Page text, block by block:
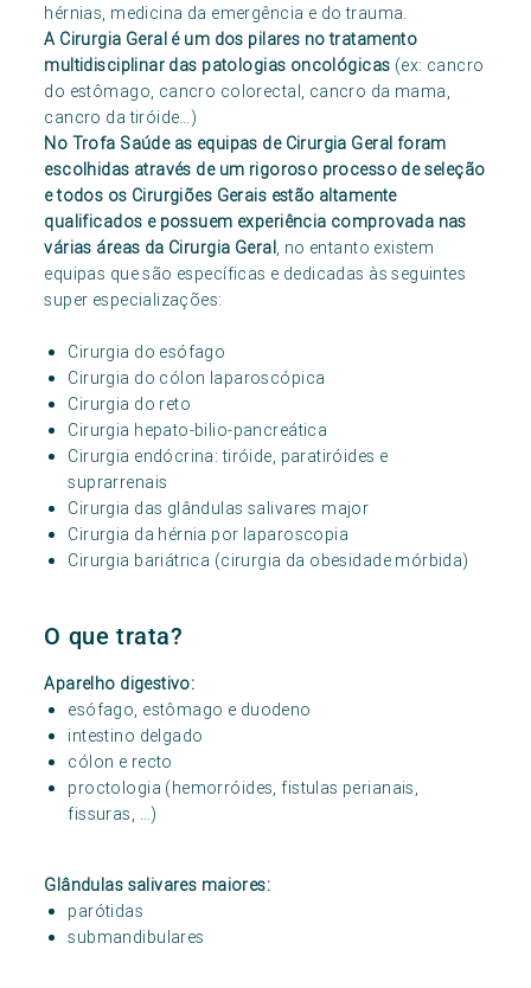
hérnias, medicina da emergência e do trauma.
A Cirurgia Geral é um dos pilares no tratamento
multidisciplinar das patologias oncológicas (ex: cancro
do estômago, cancro colorectal, cancro da mama,
cancro da tiróide…)
No Trofa Saúde as equipas de Cirurgia Geral foram
escolhidas através de um rigoroso processo de seleção
e todos os Cirurgiões Gerais estão altamente
qualificados e possuem experiência comprovada nas
várias áreas da Cirurgia Geral, no entanto existem
equipas que são específicas e dedicadas às seguintes
super especializações:
Cirurgia do esófago
Cirurgia do cólon laparoscópica
Cirurgia do reto
Cirurgia hepato-bilio-pancreática
Cirurgia endócrina: tiróide, paratiróides e
suprarrenais
Cirurgia das glândulas salivares major
Cirurgia da hérnia por laparoscopia
Cirurgia bariátrica (cirurgia da obesidade mórbida)
O que trata?
Aparelho digestivo:
esófago, estômago e duodeno
intestino delgado
cólon e recto
proctologia (hemorróides, fistulas perianais,
fissuras, …)
Glândulas salivares maiores:
parótidas
submandibulares